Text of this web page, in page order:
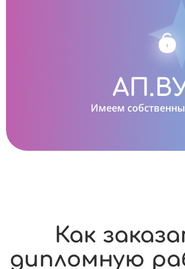
Имеем
Как
дипломную